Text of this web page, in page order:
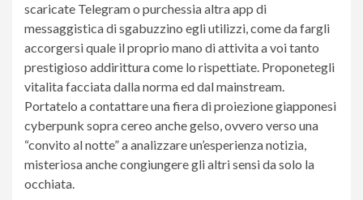
scaricate Telegram o purchessia altra app di
messaggistica di sgabuzzino egli utilizzi, come da fargli
accorgersi quale il proprio mano di attivita a voi tanto
prestigioso addirittura come lo rispettiate. Proponetegli
vitalita facciata dalla norma ed dal mainstream.
Portatelo a contattare una fiera di proiezione giapponesi
cyberpunk sopra cereo anche gelso, ovvero verso una
“convito al notte” a analizzare un’esperienza notizia,
misteriosa anche congiungere gli altri sensi da solo la
occhiata.